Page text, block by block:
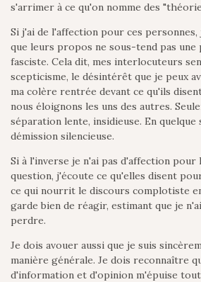
s'arrimer à ce qu'on nomme des
Si j'ai de l'affection pour ces
que leurs propos ne sous-tend pas une
fasciste. Cela dit, mes interlocuteurs
scepticisme, le désintérêt que je peux
ma colère rentrée devant ce qu'ils
nous éloignons les uns des autres.
séparation lente, insidieuse. En
démission silencieuse.
Si à l'inverse je n'ai pas d'affection pour
question, j'écoute ce qu'elles disent
ce qui nourrit le discours complotiste
garde bien de réagir, estimant que je
perdre.
Je dois avouer aussi que je suis
manière générale. Je dois reconnaître
d'information et d'opinion m'épuise